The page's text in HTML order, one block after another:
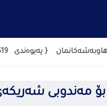
{ پەیوەندی 07701915519 }
مەندوبی